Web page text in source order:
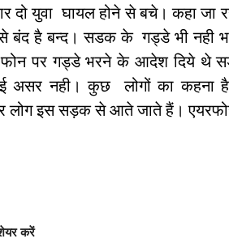
दो युवा घायल होने से बचे। कहा जा
से बंद है बन्द। सडक के गड्डे भी नही
पर गड्डे भरने के आदेश दिये थे
असर नही। कुछ लोगों का कहना
लोग इस सड़क से आते जाते हैं।
करें